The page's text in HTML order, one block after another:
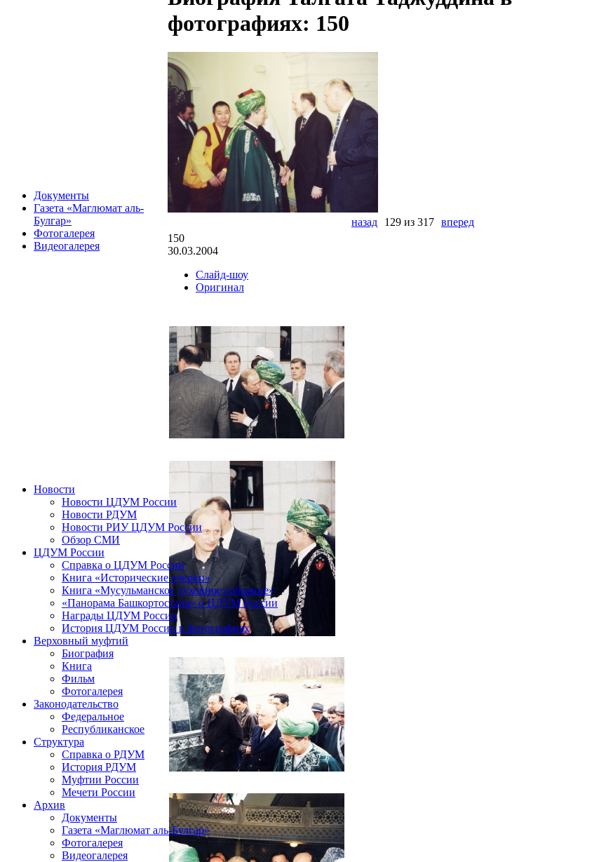
Документы
Газета «Маглюмат аль-
Булгар»
Фотогалерея
Видеогалерея
фотографиях: 150
назад 129 из 317 вперед
150
30.03.2004
Слайд-шоу
Оригинал
Новости
Новости ЦДУМ России
Новости РДУМ
Новости РИУ ЦДУМ России
Обзор СМИ
ЦДУМ России
Справка о ЦДУМ России
Книга «Исторические очерки»
Книга «Мусульманское духовное собрание»
«Панорама Башкортостана» о ЦДУМ России
Награды ЦДУМ России
История ЦДУМ России в фотографиях
Верховный муфтий
Биография
Книга
Фильм
Фотогалерея
Законодательство
Федеральное
Республиканское
Структура
Справка о РДУМ
История РДУМ
Муфтии России
Мечети России
Архив
Документы
Газета «Маглюмат аль-Булгар»
Фотогалерея
Видеогалерея